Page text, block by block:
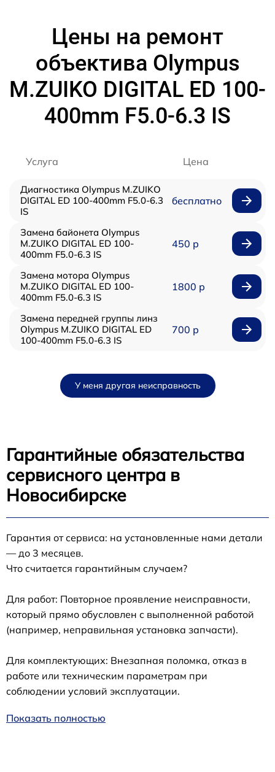
Цены на ремонт
объектива Olympus
M.ZUIKO DIGITAL ED 100-
400mm F5.0-6.3 IS
Услуга Цена
Диагностика Olympus M.ZUIKO
DIGITAL ED 100-400mm F5.0-6.3
IS
бесплатно
Замена байонета Olympus
M.ZUIKO DIGITAL ED 100-
400mm F5.0-6.3 IS
450 р
Замена мотора Olympus
M.ZUIKO DIGITAL ED 100-
400mm F5.0-6.3 IS
1800 р
Замена передней группы линз
Olympus M.ZUIKO DIGITAL ED
100-400mm F5.0-6.3 IS
700 р
У меня другая неисправность
Гарантийные обязательства
сервисного центра в
Новосибирске
Гарантия от сервиса: на установленные нами детали
— до 3 месяцев.
Что считается гарантийным случаем?
Для работ: Повторное проявление неисправности,
который прямо обусловлен с выполненной работой
(например, неправильная установка запчасти).
Для комплектующих: Внезапная поломка, отказ в
работе или техническим параметрам при
соблюдении условий эксплуатации.
Показать полностью